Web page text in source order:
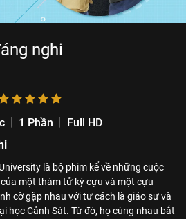
nghi
1 Phần
Full HD
là bộ phim kể về những cuộc
một thám tử kỳ cựu và một cựu
cờ gặp nhau với tư cách là giáo sư và
học Cảnh Sát. Từ đó, họ cùng nhau bắt